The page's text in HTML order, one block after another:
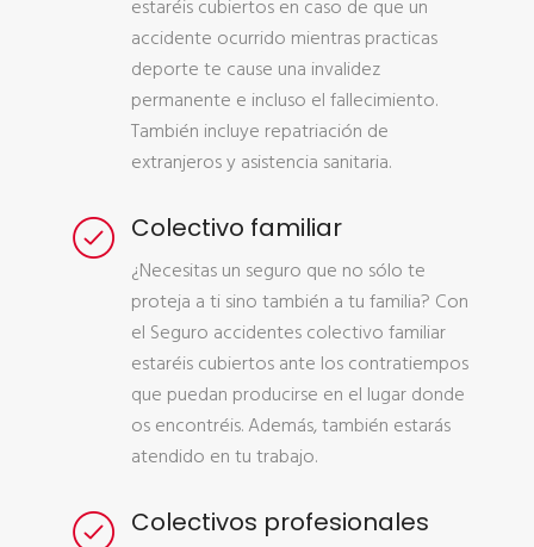
estaréis cubiertos en caso de que un
accidente ocurrido mientras practicas
deporte te cause una invalidez
permanente e incluso el fallecimiento.
También incluye repatriación de
extranjeros y asistencia sanitaria.
Colectivo familiar
¿Necesitas un seguro que no sólo te
proteja a ti sino también a tu familia? Con
el Seguro accidentes colectivo familiar
estaréis cubiertos ante los contratiempos
que puedan producirse en el lugar donde
os encontréis. Además, también estarás
atendido en tu trabajo.
Colectivos profesionales